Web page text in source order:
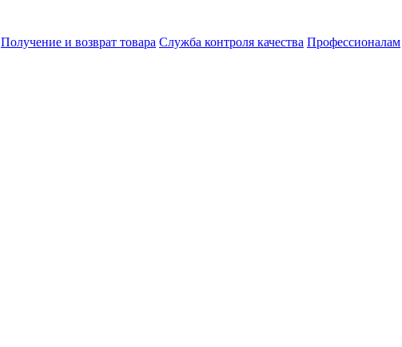
Получение и возврат товара Служба контроля качества Профессионалам